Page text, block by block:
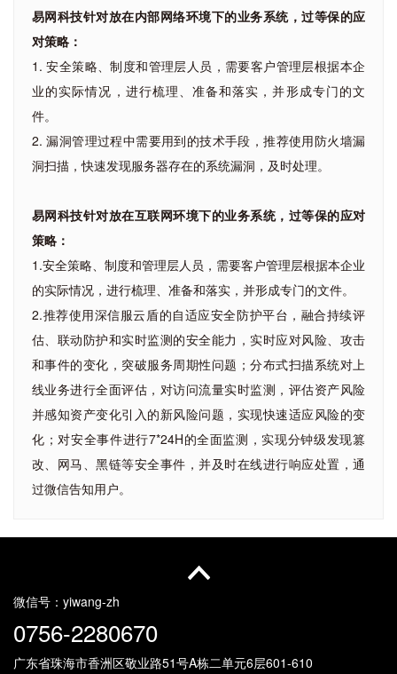
易网科技针对放在内部网络环境下的业务系统，过等保的应
对策略：
1. 安全策略、制度和管理层人员，需要客户管理层根据本企
业的实际情况，进行梳理、准备和落实，并形成专门的文
件。
2. 漏洞管理过程中需要用到的技术手段，推荐使用防火墙漏
洞扫描，快速发现服务器存在的系统漏洞，及时处理。
易网科技针对放在互联网环境下的业务系统，过等保的应对
策略：
1.安全策略、制度和管理层人员，需要客户管理层根据本企业
的实际情况，进行梳理、准备和落实，并形成专门的文件。
2.推荐使用深信服云盾的自适应安全防护平台，融合持续评
估、联动防护和实时监测的安全能力，实时应对风险、攻击
和事件的变化，突破服务周期性问题；分布式扫描系统对上
线业务进行全面评估，对访问流量实时监测，评估资产风险
并感知资产变化引入的新风险问题，实现快速适应风险的变
化；对安全事件进行7*24H的全面监测，实现分钟级发现篡
改、网马、黑链等安全事件，并及时在线进行响应处置，通
过微信告知用户。
微信号： yiwang-zh
0756-2280670
广东省珠海市香洲区敬业路51号A栋二单元6层601-610